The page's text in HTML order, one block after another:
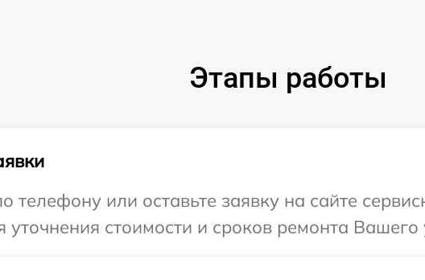
Этапы работы
телефону или оставьте заявку на сайте
стоимости и сроков ремонта Вашего